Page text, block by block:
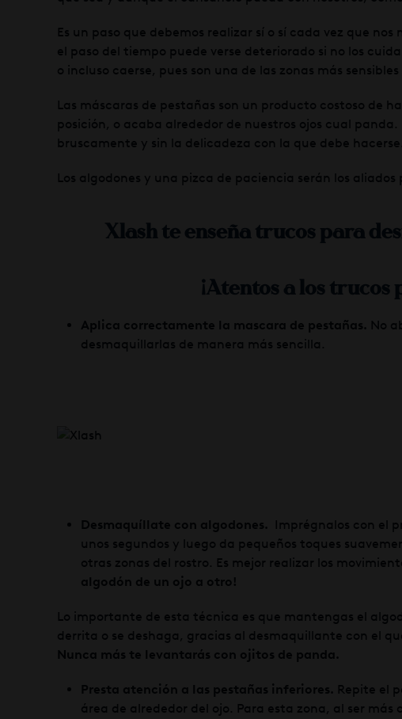
Es un paso que debemos realizar sí o sí cada vez que
el paso del tiempo puede verse deteriorado si no los
o incluso caerse, pues son una de las zonas más
Las máscaras de pestañas son un producto costoso de
posición, o acaba alrededor de nuestros ojos cual
bruscamente y sin la delicadeza con la que debe hacerse.
Los algodones y una pizca de paciencia serán los
Xlash te enseña trucos para
¡Atentos a los
Aplica correctamente la mascara de pestañas. No
desmaquillarlas de manera más sencilla.
Desmaquíllate con algodones.
Imprégnalos con el
unos segundos y luego da pequeños toques
otras zonas del rostro. Es mejor realizar los
algodón de un ojo a otro!
Lo importante de esta técnica es que mantengas el
derrita o se deshaga, gracias al desmaquillante con el
Nunca más te levantarás con ojitos de panda.
Presta atención a las pestañas inferiores. Repite el
área de alrededor del ojo. Para esta zona, al ser